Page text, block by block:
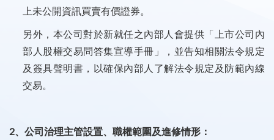
上未公開資訊買賣有價證券。
另外，本公司對於新就任之內部人會提供「上市公司內
部人股權交易問答集宣導手冊」，並告知相關法令規定
及簽具聲明書，以確保內部人了解法令規定及防範內線
交易。
2、公司治理主管設置、職權範圍及進修情形：